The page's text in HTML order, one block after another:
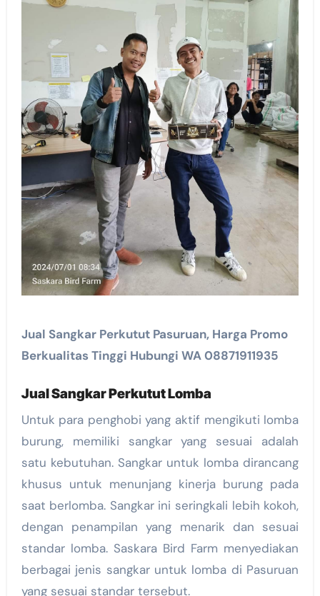
Jual Sangkar Perkutut Pasuruan, Harga Promo
Berkualitas Tinggi Hubungi WA 08871911935
Jual Sangkar Perkutut Lomba
Untuk para penghobi yang aktif mengikuti lomba
burung, memiliki sangkar yang sesuai adalah
satu kebutuhan. Sangkar untuk lomba dirancang
khusus untuk menunjang kinerja burung pada
saat berlomba. Sangkar ini seringkali lebih kokoh,
dengan penampilan yang menarik dan sesuai
standar lomba. Saskara Bird Farm menyediakan
berbagai jenis sangkar untuk lomba di Pasuruan
yang sesuai standar tersebut.